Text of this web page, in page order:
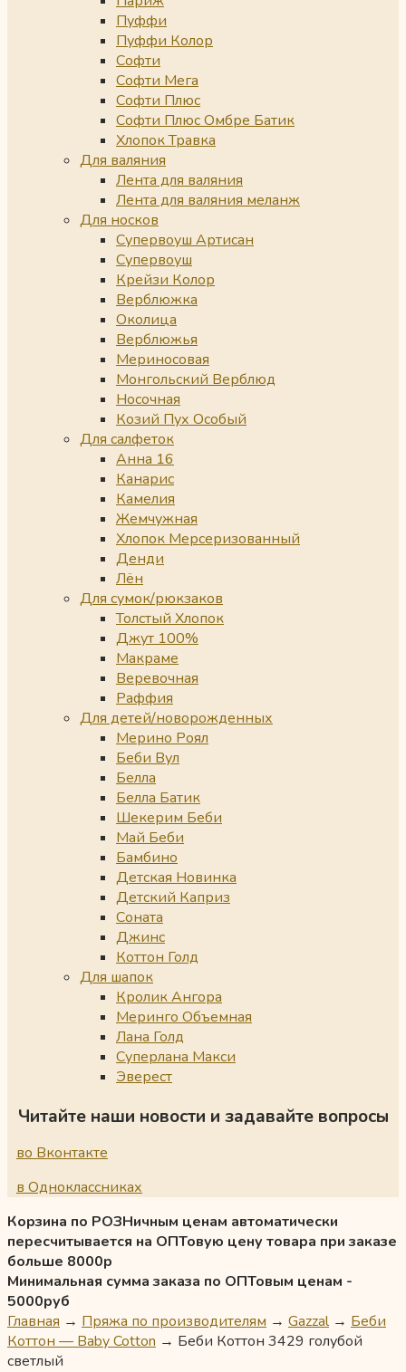
Пуффи
Пуффи Колор
Софти
Софти Мега
Софти Плюс
Софти Плюс Омбре Батик
Хлопок Травка
Для валяния
Лента для валяния
Лента для валяния меланж
Для носков
Супервоуш Артисан
Супервоуш
Крейзи Колор
Верблюжка
Околица
Верблюжья
Мериносовая
Монгольский Верблюд
Носочная
Козий Пух Особый
Для салфеток
Анна 16
Канарис
Камелия
Жемчужная
Хлопок Мерсеризованный
Денди
Лён
Для сумок/рюкзаков
Толстый Хлопок
Джут 100%
Макраме
Веревочная
Раффия
Для детей/новорожденных
Мерино Роял
Беби Вул
Белла
Белла Батик
Шекерим Беби
Май Беби
Бамбино
Детская Новинка
Детский Каприз
Соната
Джинс
Коттон Голд
Для шапок
Кролик Ангора
Меринго Объемная
Лана Голд
Суперлана Макси
Эверест
Читайте наши новости и задавайте вопросы
во Вконтакте
в Одноклассниках
Корзина по РОЗНичным ценам автоматически
пересчитывается на ОПТовую цену товара при заказе
больше 8000р
Минимальная сумма заказа по ОПТовым ценам -
5000руб
Главная → Пряжа по производителям → Gazzal → Беби
Коттон — Baby Cotton → Беби Коттон 3429 голубой
светлый